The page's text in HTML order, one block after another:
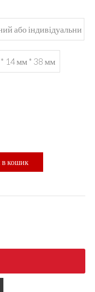
або індивідуальни
14 мм * 38 мм
в кошик